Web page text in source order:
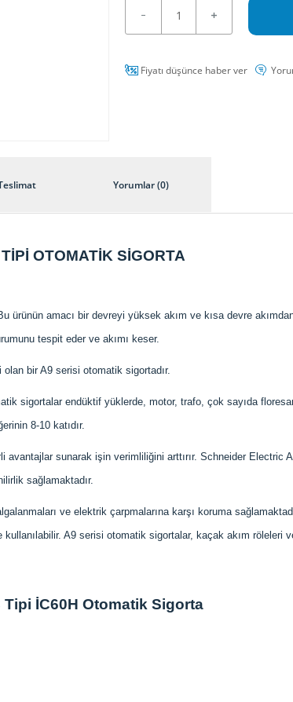
Fiyatı düşünce haber ver
Yorumlar (0)
OTOMATİK SİGORTA
ürünün amacı bir devreyi yüksek akım ve kısa devre
tespit eder ve akımı keser.
bir A9 serisi otomatik sigortadır.
sigortalar endüktif yüklerde, motor, trafo, çok sayıda
8-10 katıdır.
sunarak işin verimliliğini arttırır. Schneider Electric
sağlamaktadır.
ve elektrik çarpmalarına karşı koruma
A9 serisi otomatik sigortalar, kaçak akım röleleri
İC60H Otomatik Sigorta